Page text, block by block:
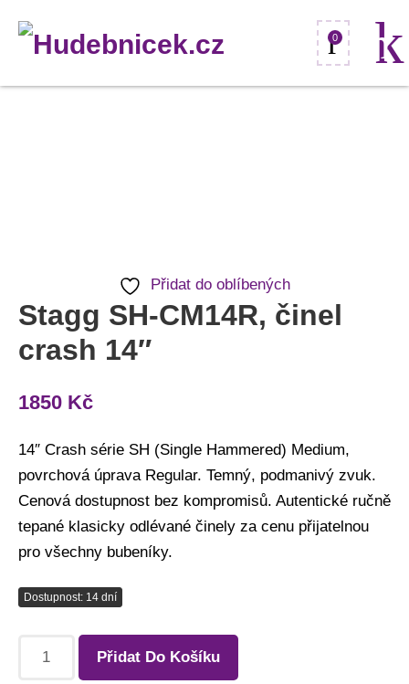
0
Přidat do oblíbených
Stagg SH-CM14R, činel
crash 14″
1850 Kč
14″ Crash série SH (Single Hammered) Medium,
povrchová úprava Regular. Temný, podmanivý zvuk.
Cenová dostupnost bez kompromisů. Autentické ručně
tepané klasicky odlévané činely za cenu přijatelnou
pro všechny bubeníky.
Dostupnost: 14 dní
Přidat Do Košíku